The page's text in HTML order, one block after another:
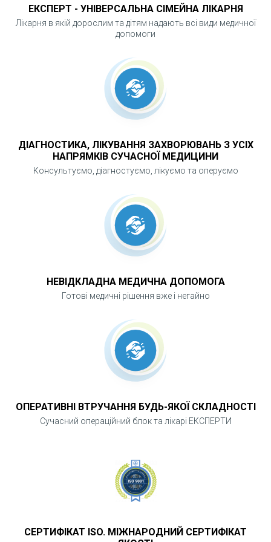
етапом у ЛОР-діагностиці та контролі слухової
функції.
ЕКСПЕРТ - УНІВЕРСАЛЬНА СІМЕЙНА ЛІКАРНЯ
Лікарня в якій дорослим та дітям надають всі види медичної
допомоги
ДІАГНОСТИКА, ЛІКУВАННЯ ЗАХВОРЮВАНЬ З УСІХ
НАПРЯМКІВ СУЧАСНОЇ МЕДИЦИНИ
Консультуємо, діагностуємо, лікуємо та оперуємо
НЕВІДКЛАДНА МЕДИЧНА ДОПОМОГА
Готові медичні рішення вже і негайно
ОПЕРАТИВНІ ВТРУЧАННЯ БУДЬ-ЯКОЇ СКЛАДНОСТІ
Сучасний операційний блок та лікарі ЕКСПЕРТИ
СЕРТИФІКАТ ISO. МІЖНАРОДНИЙ СЕРТИФІКАТ